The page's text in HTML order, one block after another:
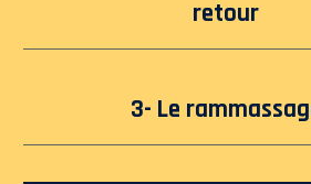
retour
3- Le